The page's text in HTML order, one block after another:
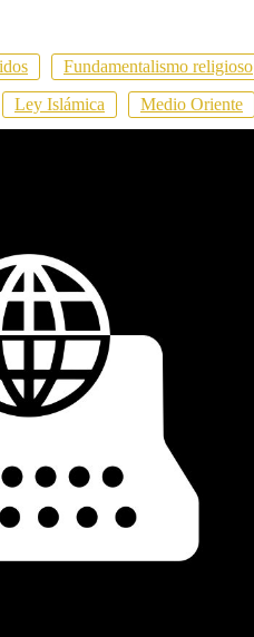
Fundamentalismo religioso
Ley Islámica Medio Oriente